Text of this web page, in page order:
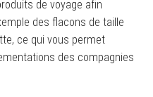
de voyage afin
des flacons de taille
ce qui vous permet
des compagnies